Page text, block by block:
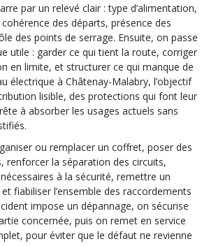
par un relevé clair : type d’alimentation,
des départs, présence des
des points de serrage. Ensuite, on passe
utile : garder ce qui tient la route, corriger
en limite, et structurer ce qui manque de
électrique à Châtenay-Malabry, l’objectif
lisible, des protections qui font leur
à absorber les usages actuels sans
ou remplacer un coffret, poser des
renforcer la séparation des circuits,
à la sécurité, remettre un
fiabiliser l’ensemble des raccordements
impose un dépannage, on sécurise
concernée, puis on remet en service
pour éviter que le défaut ne revienne